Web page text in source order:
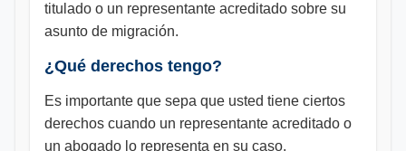
titulado o un representante acreditado sobre su
asunto de migración.
¿Qué derechos tengo?
Es importante que sepa que usted tiene ciertos
derechos cuando un representante acreditado o
un abogado lo representa en su caso.